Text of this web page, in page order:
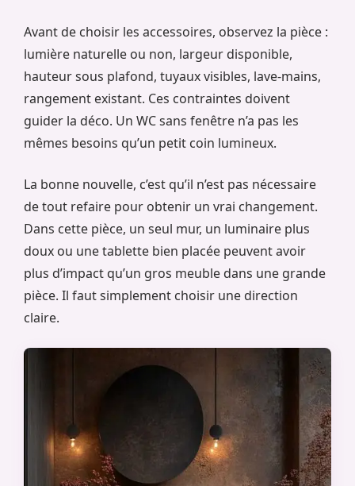
Avant de choisir les accessoires, observez la pièce :
lumière naturelle ou non, largeur disponible,
hauteur sous plafond, tuyaux visibles, lave-mains,
rangement existant. Ces contraintes doivent
guider la déco. Un WC sans fenêtre n’a pas les
mêmes besoins qu’un petit coin lumineux.
La bonne nouvelle, c’est qu’il n’est pas nécessaire
de tout refaire pour obtenir un vrai changement.
Dans cette pièce, un seul mur, un luminaire plus
doux ou une tablette bien placée peuvent avoir
plus d’impact qu’un gros meuble dans une grande
pièce. Il faut simplement choisir une direction
claire.